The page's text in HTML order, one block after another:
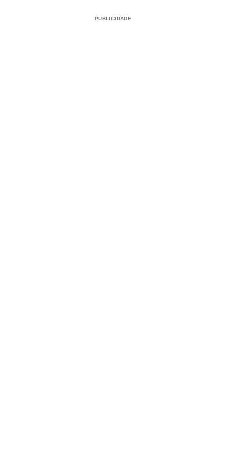
PUBLICIDADE